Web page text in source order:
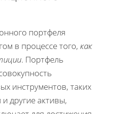
портфеля
в процессе того, как
. Портфель
инструментов, таких
другие активы,